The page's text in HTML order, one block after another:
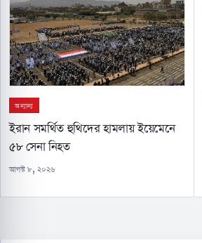
অন্যান্য
ইরান সমর্থিত হুথিদের হামলায় ইয়েমেনে
৫৮ সেনা নিহত
আগস্ট ৮, ২০২৬